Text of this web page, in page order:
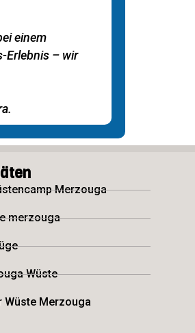
einem
Erlebnis – wir
Merzouga
merzouga
Wüste
Wüste Merzouga